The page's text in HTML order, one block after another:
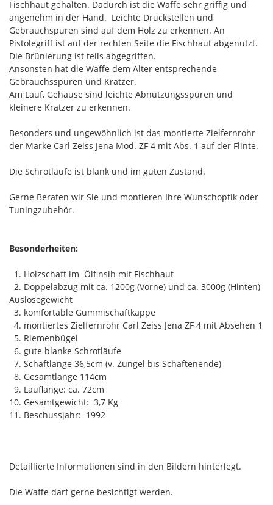
Fischhaut gehalten. Dadurch ist die Waffe sehr griffig und
angenehm in der Hand. Leichte Druckstellen und
Gebrauchspuren sind auf dem Holz zu erkennen. An
Pistolegriff ist auf der rechten Seite die Fischhaut abgenutzt.
Die Brünierung ist teils abgegriffen.
Ansonsten hat die Waffe dem Alter entsprechende
Gebrauchsspuren und Kratzer.
Am Lauf, Gehäuse sind leichte Abnutzungsspuren und
kleinere Kratzer zu erkennen.
Besonders und ungewöhnlich ist das montierte Zielfernrohr
der Marke Carl Zeiss Jena Mod. ZF 4 mit Abs. 1 auf der Flinte.
Die Schrotläufe ist blank und im guten Zustand.
Gerne Beraten wir Sie und montieren Ihre Wunschoptik oder
Tuningzubehör.
Besonderheiten:
1. Holzschaft im Ölfinsih mit Fischhaut
2. Doppelabzug mit ca. 1200g (Vorne) und ca. 3000g (Hinten)
Auslösegewicht
3. komfortable Gummischaftkappe
4. montiertes Zielfernrohr Carl Zeiss Jena ZF 4 mit Absehen 1
5. Riemenbügel
6. gute blanke Schrotläufe
7. Schaftlänge 36,5cm (v. Züngel bis Schaftenende)
8. Gesamtlänge 114cm
9. Lauflänge: ca. 72cm
10. Gesamtgewicht: 3,7 Kg
11. Beschussjahr: 1992
Detaillierte Informationen sind in den Bildern hinterlegt.
Die Waffe darf gerne besichtigt werden.